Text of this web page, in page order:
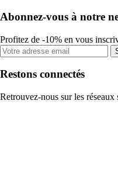
Abonnez-vous à notre
Profitez de -10% en vous
Restons connectés
Retrouvez-nous sur les réseaux